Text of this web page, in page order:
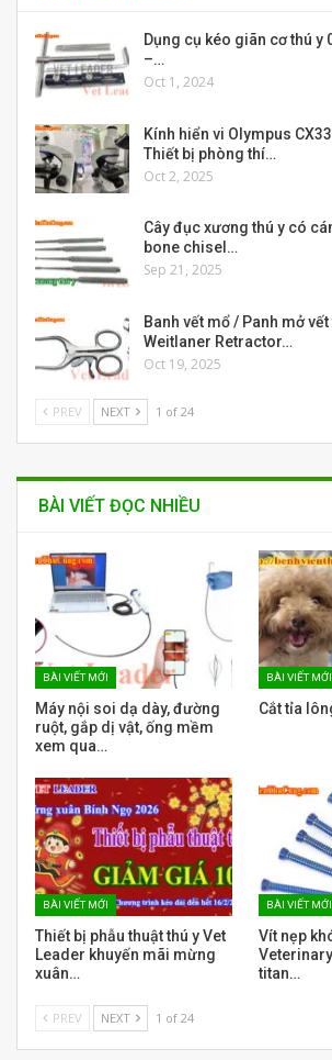
Dụng cụ kéo giãn cơ thú y
–…
Oct 1, 2024
Kính hiển vi Olympus
Thiết bị phòng thí…
Oct 2, 2025
Cây đục xương thú y có
bone chisel…
Sep 21, 2025
Banh vết mổ / Panh mở
Weitlaner Retractor…
Oct 19, 2025
PREV NEXT 1 of 24
BÀI VIẾT ĐỌC NHIỀU
BÀI VIẾT MỚI
Máy nội soi dạ dày, đường
ruột, gắp dị vật, ống mềm
xem qua…
BÀI VIẾT MỚI
Cắt tỉa
BÀI VIẾT MỚI
Thiết bị phẫu thuật thú y Vet
Leader khuyến mãi mừng
xuân…
BÀI VIẾT MỚI
Vít nẹp
titan…
PREV NEXT 1 of 24